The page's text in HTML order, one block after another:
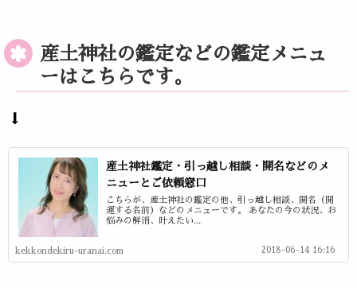
産土神社の鑑定などの鑑定メニュ
ーはこちらです。
⬇
産土神社鑑定・引っ越し相談・開名などのメ
ニューとご依頼窓口
こちらが、産土神社の鑑定の他、引っ越し相談、開名（開
運する名前）などのメニューです。 あなたの今の状況、お
悩みの解消、叶えたい...
kekkondekiru-uranai.com 2018-06-14 16:16